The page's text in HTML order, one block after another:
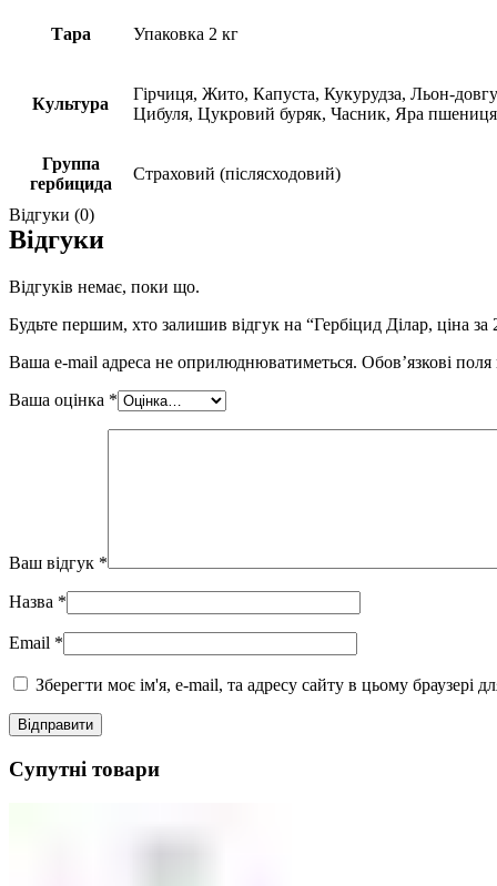
Тара Упаковка 2 кг
Культура
Гірчиця, Жито, Капуста, Кукурудза, Льон-
Цибуля, Цукровий буряк, Часник, Яра
Группа
гербицида
Страховий (післясходовий)
Відгуки (0)
Відгуки
Відгуків немає, поки що.
Будьте першим, хто залишив відгук на “Гербіцид Ділар, ціна за
Ваша e-mail адреса не оприлюднюватиметься. Обов’язкові
Ваша оцінка *
Ваш відгук *
Назва *
Email *
Зберегти моє ім'я, e-mail, та адресу сайту в цьому браузері
Супутні товари